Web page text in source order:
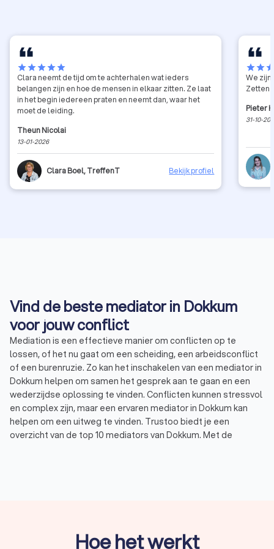
starstarstarstarstar
Clara neemt de tijd om te achterhalen wat ieders
belangen zijn en hoe de mensen in elkaar zitten. Ze laat
in het begin iedereen praten en neemt dan, waar het
moet de leiding.
Theun Nicolai
13-01-2026
Clara Boel, TreffenT Bekijk profiel
starstar
We zijn
Zetten
Pieter
31-10-
Vind de beste mediator in Dokkum
voor jouw conflict
Mediation is een effectieve manier om conflicten op te
lossen, of het nu gaat om een scheiding, een arbeidsconflict
of een burenruzie. Zo kan het inschakelen van een mediator in
Dokkum helpen om samen het gesprek aan te gaan en een
wederzijdse oplossing te vinden. Conflicten kunnen stressvol
en complex zijn, maar een ervaren mediator in Dokkum kan
helpen om een uitweg te vinden. Trustoo biedt je een
overzicht van de top 10 mediators van Dokkum. Met de
Hoe het werkt